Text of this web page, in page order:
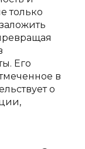
только
Его
в
о